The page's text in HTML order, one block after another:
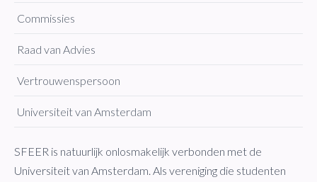
Commissies
Raad van Advies
Vertrouwenspersoon
Universiteit van Amsterdam
SFEER is natuurlijk onlosmakelijk verbonden met de
Universiteit van Amsterdam. Als vereniging die studenten